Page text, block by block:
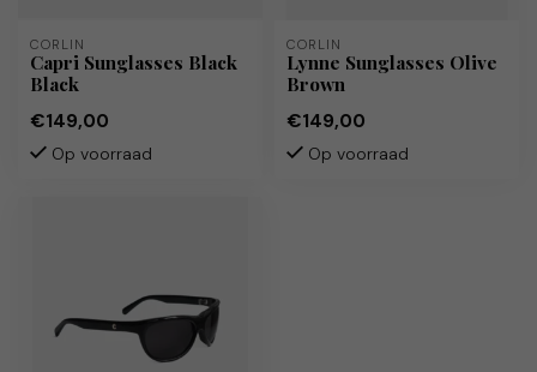
CORLIN
Capri Sunglasses Black
Black
€149,00
Op voorraad
CORLIN
Lynne Sunglasses Olive
Brown
€149,00
Op voorraad